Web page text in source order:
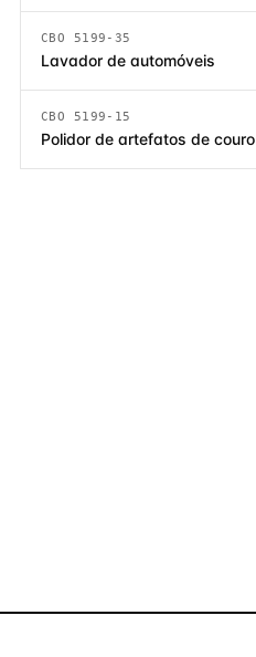
CBO 5199-35
Lavador de automóveis
CBO 5199-15
Polidor de artefatos de couro